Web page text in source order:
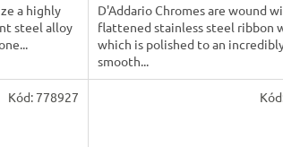
a highly
steel alloy
D'Addario Chromes are wound
flattened stainless steel ribbon
which is polished to an
smooth...
Kód:778927